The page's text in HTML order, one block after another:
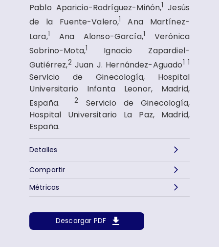
Pablo Aparicio-Rodríguez-Miñón,1 Jesús
de la Fuente-Valero,1
Ana Martínez-
Lara,1 Ana Alonso-García,1
Verónica
Sobrino-Mota,1
Ignacio Zapardiel-
Gutiérrez,2 Juan J. Hernández-Aguado1 1
Servicio de Ginecología, Hospital
Universitario Infanta Leonor, Madrid,
España.2 Servicio de Ginecología,
Hospital Universitario La Paz, Madrid,
España.
Detalles
Descargar PDF
Métricas
Compartir